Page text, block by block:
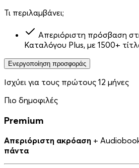
Τι περιλαμβάνει;
Απεριόριστη πρόσβαση
Καταλόγου Plus, με 1500+
Ενεργοποίηση προσφοράς
Ισχύει για τους πρώτους 12 μήνες
Πιο δημοφιλές
Premium
Απεριόριστη ακρόαση +
πάντα